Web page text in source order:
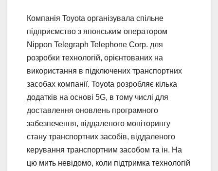
Компанія Toyota організувала спільне
підприємство з японським оператором
Nippon Telegraph Telephone Corp. для
розробки технологій, орієнтованих на
використання в підключених транспортних
засобах компанії. Toyota розробляє кілька
додатків на основі 5G, в тому числі для
доставлення оновлень програмного
забезпечення, віддаленого моніторингу
стану транспортних засобів, віддаленого
керування транспортним засобом та ін. На
цю мить невідомо, коли підтримка технологій